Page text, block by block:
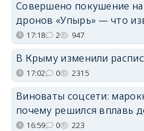
Совершено покушение на
дронов «Упырь» — что
17:18 2 947
В Крыму изменили
17:02 0 2315
Виноваты соцсети:
почему решился вплавь
16:59 0 223